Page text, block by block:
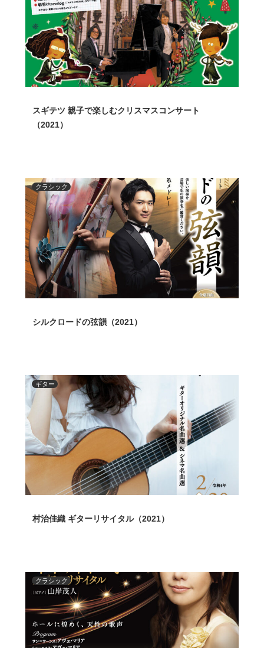
スギテツ 親子で楽しむクリスマスコンサート
（2021）
クラシック
シルクロードの弦韻（2021）
ギター
村治佳織 ギターリサイタル（2021）
クラシック